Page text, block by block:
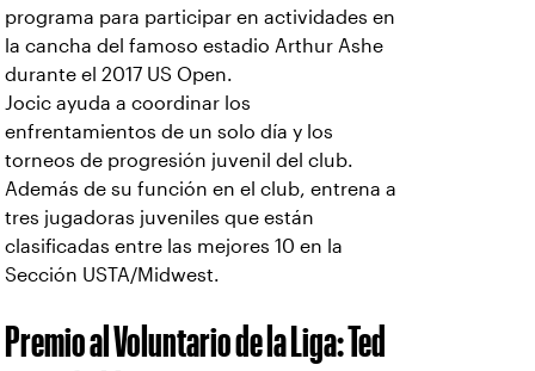
programa para participar en actividades en
la cancha del famoso estadio Arthur Ashe
durante el 2017 US Open.
Jocic ayuda a coordinar los
enfrentamientos de un solo día y los
torneos de progresión juvenil del club.
Además de su función en el club, entrena a
tres jugadoras juveniles que están
clasificadas entre las mejores 10 en la
Sección USTA/Midwest.
Premio al Voluntario de la Liga: Ted